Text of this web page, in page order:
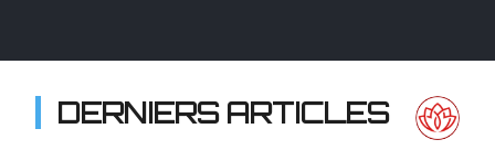
DERNIERS ARTICLES